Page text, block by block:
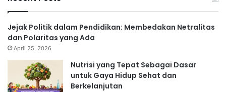
Jejak Politik dalam Pendidikan: Membedakan Netralitas
dan Polaritas yang Ada
April 25, 2026
Nutrisi yang Tepat Sebagai Dasar
untuk Gaya Hidup Sehat dan
Berkelanjutan